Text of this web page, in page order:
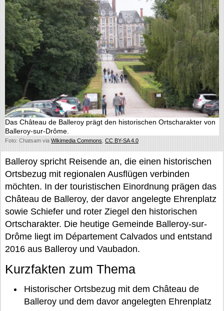
Das Château de Balleroy prägt den historischen Ortscharakter von
Balleroy-sur-Drôme.
Foto: Chatsam via Wikimedia Commons CC BY-SA 4.0
Balleroy spricht Reisende an, die einen historischen
Ortsbezug mit regionalen Ausflügen verbinden
möchten. In der touristischen Einordnung prägen das
Château de Balleroy, der davor angelegte Ehrenplatz
sowie Schiefer und roter Ziegel den historischen
Ortscharakter. Die heutige Gemeinde Balleroy-sur-
Drôme liegt im Département Calvados und entstand
2016 aus Balleroy und Vaubadon.
Kurzfakten zum Thema
Historischer Ortsbezug mit dem Château de
Balleroy und dem davor angelegten Ehrenplatz